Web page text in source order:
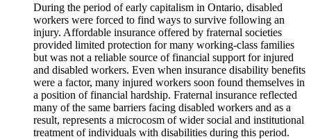
During the period of early capitalism in Ontario, disabled
workers were forced to find ways to survive following an
injury. Affordable insurance offered by fraternal societies
provided limited protection for many working-class families
but was not a reliable source of financial support for injured
and disabled workers. Even when insurance disability benefits
were a factor, many injured workers soon found themselves in
a position of financial hardship. Fraternal insurance reflected
many of the same barriers facing disabled workers and as a
result, represents a microcosm of wider social and institutional
treatment of individuals with disabilities during this period.